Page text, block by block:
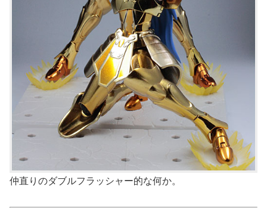
仲直りのダブルフラッシャー的な何か。